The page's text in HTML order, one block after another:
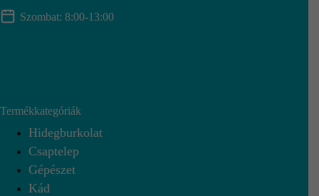
Szombat: 8:00-13:00
Termékkategóriák
Hidegburkolat
Csaptelep
Gépészet
Kád